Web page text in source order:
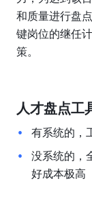
和质量进行盘
键岗位的继任
策。
人才盘点工
有系统的，
没系统的，
好成本极高